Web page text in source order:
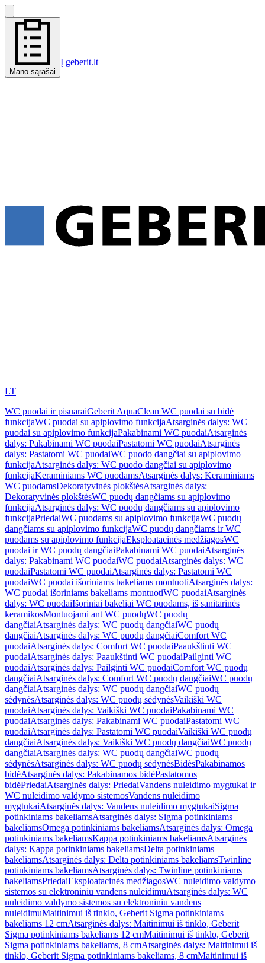
Mano sąrašai
Į geberit.lt
LT
WC puodai ir pisuaraiGeberit AquaClean WC puodai su bidė
funkcijaWC puodai su apiplovimo funkcijaAtsarginės dalys: WC
puodai su apiplovimo funkcijaPakabinami WC puodaiAtsarginės
dalys: Pakabinami WC puodaiPastatomi WC puodaiAtsarginės
dalys: Pastatomi WC puodaiWC puodo dangčiai su apiplovimo
funkcijaAtsarginės dalys: WC puodo dangčiai su apiplovimo
funkcijaKeraminiams WC puodamsAtsarginės dalys: Keraminiams
WC puodamsDekoratyvinės plokštėsAtsarginės dalys:
Dekoratyvinės plokštėsWC puodų dangčiams su apiplovimo
funkcijaAtsarginės dalys: WC puodų dangčiams su apiplovimo
funkcijaPriedaiWC puodams su apiplovimo funkcijaWC puodų
dangčiams su apiplovimo funkcijaWC puodų dangčiams ir WC
puodams su apiplovimo funkcijaEksploatacinės medžiagosWC
puodai ir WC puodų dangčiaiPakabinami WC puodaiAtsarginės
dalys: Pakabinami WC puodaiWC puodaiAtsarginės dalys: WC
puodaiPastatomi WC puodaiAtsarginės dalys: Pastatomi WC
puodaiWC puodai išoriniams bakeliams montuotiAtsarginės dalys:
WC puodai išoriniams bakeliams montuotiWC puodaiAtsarginės
dalys: WC puodaiIšoriniai bakeliai WC puodams, iš sanitarinės
keramikosMontuojami ant WC puodųWC puodų
dangčiaiAtsarginės dalys: WC puodų dangčiaiWC puodų
dangčiaiAtsarginės dalys: WC puodų dangčiaiComfort WC
puodaiAtsarginės dalys: Comfort WC puodaiPaaukštinti WC
puodaiAtsarginės dalys: Paaukštinti WC puodaiPailginti WC
puodaiAtsarginės dalys: Pailginti WC puodaiComfort WC puodų
dangčiaiAtsarginės dalys: Comfort WC puodų dangčiaiWC puodų
dangčiaiAtsarginės dalys: WC puodų dangčiaiWC puodų
sėdynėsAtsarginės dalys: WC puodų sėdynėsVaikiški WC
puodaiAtsarginės dalys: Vaikiški WC puodaiPakabinami WC
puodaiAtsarginės dalys: Pakabinami WC puodaiPastatomi WC
puodaiAtsarginės dalys: Pastatomi WC puodaiVaikiški WC puodų
dangčiaiAtsarginės dalys: Vaikiški WC puodų dangčiaiWC puodų
dangčiaiAtsarginės dalys: WC puodų dangčiaiWC puodų
sėdynėsAtsarginės dalys: WC puodų sėdynėsBidėsPakabinamos
bidėAtsarginės dalys: Pakabinamos bidėPastatomos
bidėPriedaiAtsarginės dalys: PriedaiVandens nuleidimo mygtukai ir
WC nuleidimo valdymo sistemosVandens nuleidimo
mygtukaiAtsarginės dalys: Vandens nuleidimo mygtukaiSigma
potinkiniams bakeliamsAtsarginės dalys: Sigma potinkiniams
bakeliamsOmega potinkiniams bakeliamsAtsarginės dalys: Omega
potinkiniams bakeliamsKappa potinkiniams bakeliamsAtsarginės
dalys: Kappa potinkiniams bakeliamsDelta potinkiniams
bakeliamsAtsarginės dalys: Delta potinkiniams bakeliamsTwinline
potinkiniams bakeliamsAtsarginės dalys: Twinline potinkiniams
bakeliamsPriedaiEksploatacinės medžiagosWC nuleidimo valdymo
sistemos su elektroniniu vandens nuleidimuAtsarginės dalys: WC
nuleidimo valdymo sistemos su elektroniniu vandens
nuleidimuMaitinimui iš tinklo, Geberit Sigma potinkiniams
bakeliams 12 cmAtsarginės dalys: Maitinimui iš tinklo, Geberit
Sigma potinkiniams bakeliams 12 cmMaitinimui iš tinklo, Geberit
Sigma potinkiniams bakeliams, 8 cmAtsarginės dalys: Maitinimui iš
tinklo, Geberit Sigma potinkiniams bakeliams, 8 cmMaitinimui iš